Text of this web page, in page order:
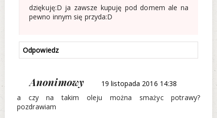
dziękuję:D ja zawsze kupuję pod domem ale na
pewno innym się przyda:D
Odpowiedz
Anonimowy
19 listopada 2016 14:38
a czy na takim oleju można smażyc potrawy?
pozdrawiam